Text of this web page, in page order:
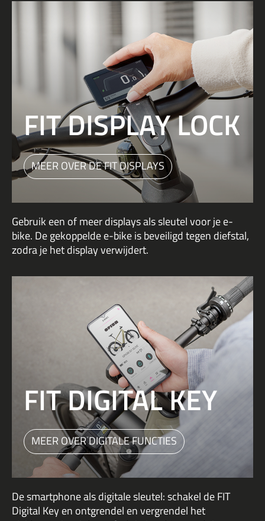
FIT DISPLAY LOCK
MEER OVER DE FIT DISPLAYS
Gebruik een of meer displays als sleutel voor je e-
bike. De gekoppelde e-bike is beveiligd tegen diefstal,
zodra je het display verwijdert.
FIT DIGITAL KEY
MEER OVER DIGITALE FUNCTIES
De smartphone als digitale sleutel: schakel de FIT
Digital Key en ontgrendel en vergrendel het